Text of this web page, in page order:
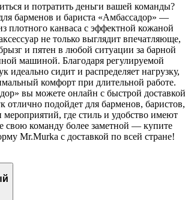
и потратить деньги вашей команды?
барменов и бариста «Амбассадор» —
плотного канваса с эффектной кожаной
не только выглядит впечатляюще,
и пятен в любой ситуации за барной
машиной. Благодаря регулируемой
идеально сидит и распределяет нагрузку,
комфорт при длительной работе.
вы можете онлайн с быстрой доставкой
отлично подойдет для барменов, баристов,
мероприятий, где стиль и удобство имеют
свою команду более заметной — купите
Mr.Murka с доставкой по всей стране!